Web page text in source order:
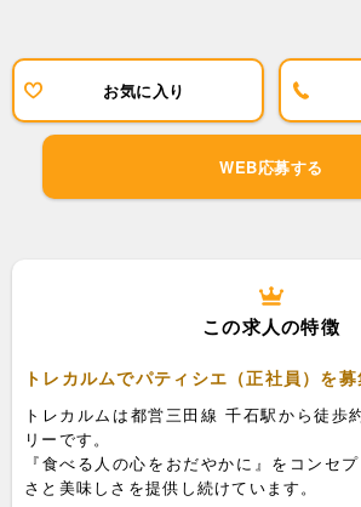
お気に入り
WEB応募する
この求人の特徴
トレカルムでパティシエ（正社員）を
トレカルムは都営三田線 千石駅から徒歩
リーです。
『食べる人の心をおだやかに』をコンセ
さと美味しさを提供し続けています。